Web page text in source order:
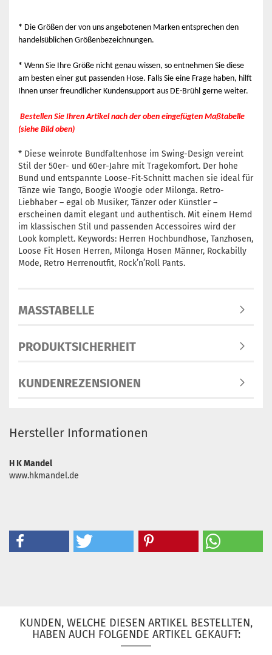
* Die Größen der von uns angebotenen Marken entsprechen den
handelsüblichen Größenbezeichnungen.
* Wenn Sie Ihre Größe nicht genau wissen, so entnehmen Sie diese
am besten einer gut passenden Hose. Falls Sie eine Frage haben, hilft
Ihnen unser freundlicher Kundensupport aus DE-Brühl gerne weiter.
Bestellen Sie Ihren Artikel nach der oben eingefügten Maßtabelle
(siehe Bild oben)
* Diese weinrote Bundfaltenhose im Swing-Design vereint
Stil der 50er- und 60er-Jahre mit Tragekomfort. Der hohe
Bund und entspannte Loose-Fit-Schnitt machen sie ideal für
Tänze wie Tango, Boogie Woogie oder Milonga. Retro-
Liebhaber – egal ob Musiker, Tänzer oder Künstler –
erscheinen damit elegant und authentisch. Mit einem Hemd
im klassischen Stil und passenden Accessoires wird der
Look komplett. Keywords: Herren Hochbundhose, Tanzhosen,
Loose Fit Hosen Herren, Milonga Hosen Männer, Rockabilly
Mode, Retro Herrenoutfit, Rock’n’Roll Pants.
MASSTABELLE
PRODUKTSICHERHEIT
KUNDENREZENSIONEN
Hersteller Informationen
H K Mandel
www.hkmandel.de
KUNDEN, WELCHE DIESEN ARTIKEL BESTELLTEN,
HABEN AUCH FOLGENDE ARTIKEL GEKAUFT: